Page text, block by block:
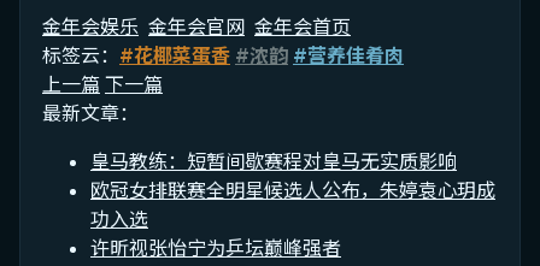
金年会娱乐 金年会官网 金年会首页
标签云： #花椰菜蛋香 #浓韵 #营养佳肴肉
上一篇 下一篇
最新文章：
皇马教练：短暂间歇赛程对皇马无实质影响
欧冠女排联赛全明星候选人公布，朱婷袁心玥成
功入选
许昕视张怡宁为乒坛巅峰强者